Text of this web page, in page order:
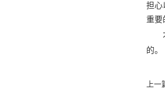
担心
重要
不
的。
上一